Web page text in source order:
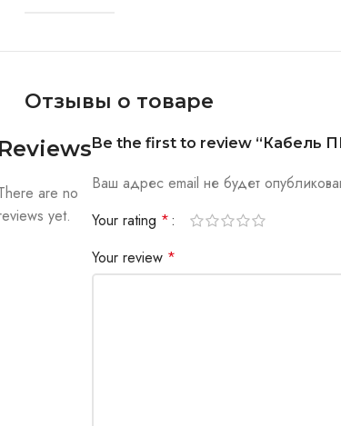
Отзывы о товаре
are no
yet.
Be the first to review “Кабель
Ваш адрес email не будет
Your rating *
Your review *